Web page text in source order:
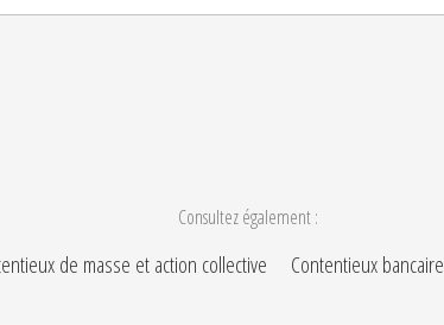
Consultez également :
de masse et action collective Contentieux bancaire